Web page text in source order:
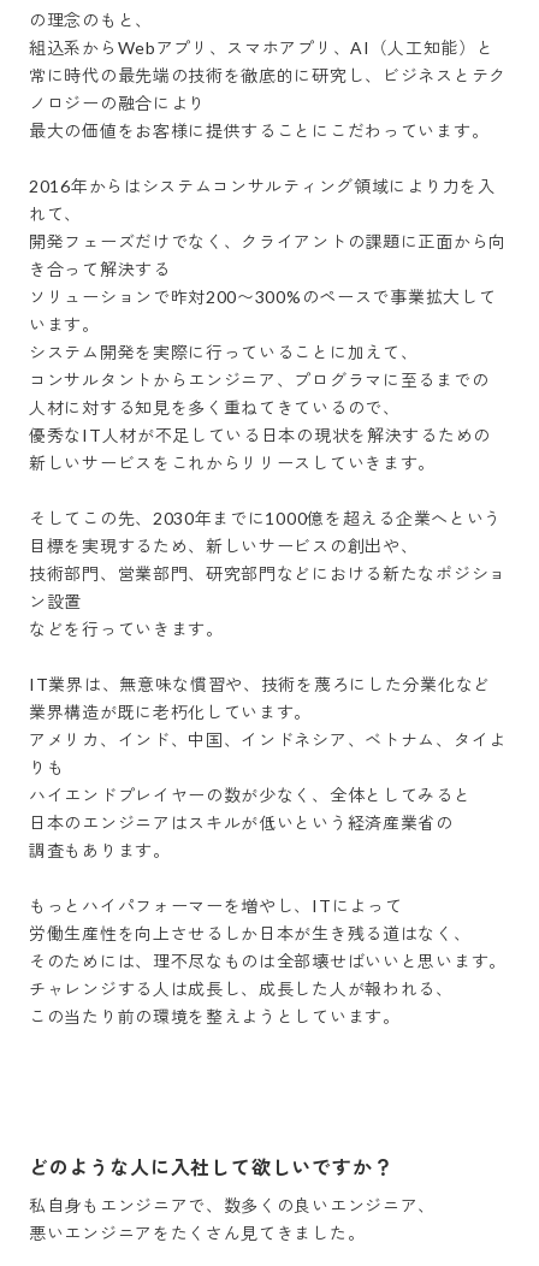
の理念のもと、
組込系からWebアプリ、スマホアプリ、AI（人工知能）と
常に時代の最先端の技術を徹底的に研究し、ビジネスとテク
ノロジーの融合により
最大の価値をお客様に提供することにこだわっています。
2016年からはシステムコンサルティング領域により力を入
れて、
開発フェーズだけでなく、クライアントの課題に正面から向
き合って解決する
ソリューションで昨対200〜300%のペースで事業拡大して
います。
システム開発を実際に行っていることに加えて、
コンサルタントからエンジニア、プログラマに至るまでの
人材に対する知見を多く重ねてきているので、
優秀なIT人材が不足している日本の現状を解決するための
新しいサービスをこれからリリースしていきます。
そしてこの先、2030年までに1000億を超える企業へという
目標を実現するため、新しいサービスの創出や、
技術部門、営業部門、研究部門などにおける新たなポジショ
ン設置
などを行っていきます。
IT業界は、無意味な慣習や、技術を蔑ろにした分業化など
業界構造が既に老朽化しています。
アメリカ、インド、中国、インドネシア、ベトナム、タイよ
りも
ハイエンドプレイヤーの数が少なく、全体としてみると
日本のエンジニアはスキルが低いという経済産業省の
調査もあります。
もっとハイパフォーマーを増やし、ITによって
労働生産性を向上させるしか日本が生き残る道はなく、
そのためには、理不尽なものは全部壊せばいいと思います。
チャレンジする人は成長し、成長した人が報われる、
この当たり前の環境を整えようとしています。
どのような人に入社して欲しいですか？
私自身もエンジニアで、数多くの良いエンジニア、
悪いエンジニアをたくさん見てきました。